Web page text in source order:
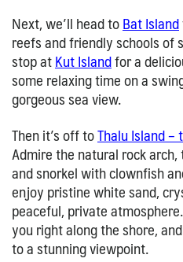
Next, we’ll head toBat Island
reefs and friendly schools of
stop atKut Islandfor a
some relaxing time on a
gorgeous sea view.
Then it’s off toThalu Island
Admire the natural rock
and snorkel with clownfish
enjoy pristine white sand,
peaceful, private
you right along the shore,
to a stunning viewpoint.